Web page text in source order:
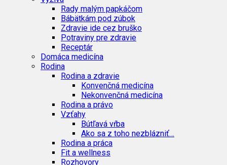
Rady malým papkáčom
Bábätkám pod zúbok
Zdravie ide cez bruško
Potraviny pre zdravie
Receptár
Domáca medicína
Rodina
Rodina a zdravie
Konvenčná medicína
Nekonvenčná medicína
Rodina a právo
Vzťahy
Bútľavá vŕba
Ako sa z toho nezblázniť…
Rodina a práca
Fit a wellness
Rozhovory